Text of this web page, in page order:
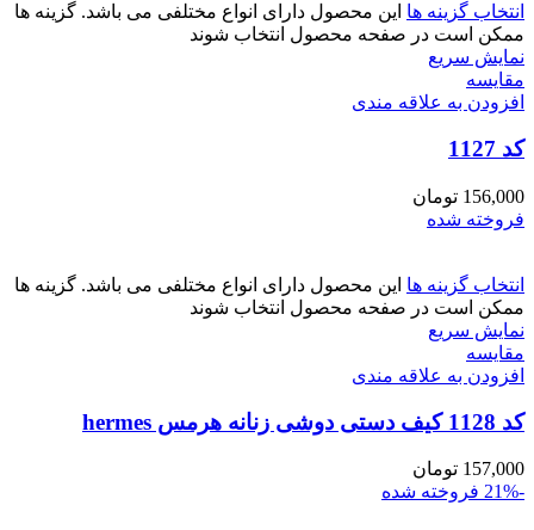
انتخاب گزینه ها این محصول دارای انواع مختلفی می باشد. گزینه ها
ممکن است در صفحه محصول انتخاب شوند
نمایش سریع
مقايسه
افزودن به علاقه مندی
کد 1127
156,000 تومان
فروخته شده
انتخاب گزینه ها این محصول دارای انواع مختلفی می باشد. گزینه ها
ممکن است در صفحه محصول انتخاب شوند
نمایش سریع
مقايسه
افزودن به علاقه مندی
کد 1128 کیف دستی دوشی زنانه هرمس hermes
157,000 تومان
-21%
فروخته شده